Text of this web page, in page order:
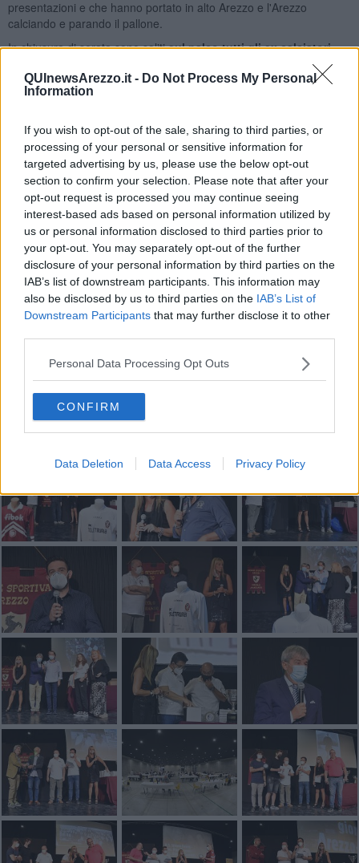
QUInewsArezzo.it - Do Not Process My Personal
Information
If you wish to opt-out of the sale, sharing to third parties, or
processing of your personal or sensitive information for
targeted advertising by us, please use the below opt-out
section to confirm your selection. Please note that after your
opt-out request is processed you may continue seeing
interest-based ads based on personal information utilized by
us or personal information disclosed to third parties prior to
your opt-out. You may separately opt-out of the further
disclosure of your personal information by third parties on the
IAB’s list of downstream participants. This information may
also be disclosed by us to third parties on the IAB’s List of
Downstream Participants that may further disclose it to other
Personal Data Processing Opt Outs
CONFIRM
Data Deletion Data Access Privacy Policy
presentazioni e che hanno portato in alto Arezzo e l'Arezzo
calciando e parando il pallone.
In chiusura di serata sono salitisul palco tutti gli ex calciatori
. Un piccolo omaggio per loro da
parte del Museo Amaranto, al termine di un appuntamento che è
ormai una tradizione annuale, con il
Giulio Cirinei
© Riproduzione riservata
Se vuoi leggere le notizie principali della Toscana iscriviti alla
Newsletter QUInews - ToscanaMedia.Arriva gratis tutti i giorni
alle 20:00 direttamente nella tua casella di posta.
Basta cliccareQUI